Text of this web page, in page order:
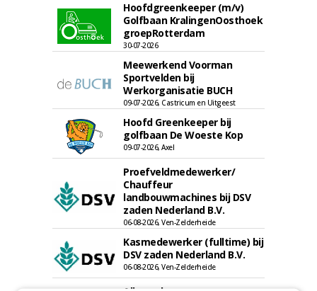
Hoofdgreenkeeper (m/v)
Golfbaan KralingenOosthoek
groepRotterdam
30-07-2026
Meewerkend Voorman
Sportvelden bij
Werkorganisatie BUCH
09-07-2026, Castricum en Uitgeest
Hoofd Greenkeeper bij
golfbaan De Woeste Kop
09-07-2026, Axel
Proefveldmedewerker/
Chauffeur
landbouwmachines bij DSV
zaden Nederland B.V.
06-08-2026, Ven-Zelderheide
Kasmedewerker (fulltime) bij
DSV zaden Nederland B.V.
06-08-2026, Ven-Zelderheide